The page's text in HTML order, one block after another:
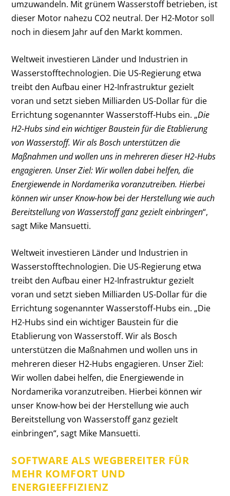
umzuwandeln. Mit grünem Wasserstoff betrieben, ist
dieser Motor nahezu CO2 neutral. Der H2-Motor soll
noch in diesem Jahr auf den Markt kommen.
Weltweit investieren Länder und Industrien in
Wasserstofftechnologien. Die US-Regierung etwa
treibt den Aufbau einer H2-Infrastruktur gezielt
voran und setzt sieben Milliarden US-Dollar für die
Errichtung sogenannter Wasserstoff-Hubs ein. „Die
H2-Hubs sind ein wichtiger Baustein für die Etablierung
von Wasserstoff. Wir als Bosch unterstützen die
Maßnahmen und wollen uns in mehreren dieser H2-Hubs
engagieren. Unser Ziel: Wir wollen dabei helfen, die
Energiewende in Nordamerika voranzutreiben. Hierbei
können wir unser Know-how bei der Herstellung wie auch
Bereitstellung von Wasserstoff ganz gezielt einbringen“,
sagt Mike Mansuetti.
Weltweit investieren Länder und Industrien in
Wasserstofftechnologien. Die US-Regierung etwa
treibt den Aufbau einer H2-Infrastruktur gezielt
voran und setzt sieben Milliarden US-Dollar für die
Errichtung sogenannter Wasserstoff-Hubs ein. „Die
H2-Hubs sind ein wichtiger Baustein für die
Etablierung von Wasserstoff. Wir als Bosch
unterstützen die Maßnahmen und wollen uns in
mehreren dieser H2-Hubs engagieren. Unser Ziel:
Wir wollen dabei helfen, die Energiewende in
Nordamerika voranzutreiben. Hierbei können wir
unser Know-how bei der Herstellung wie auch
Bereitstellung von Wasserstoff ganz gezielt
einbringen“, sagt Mike Mansuetti.
SOFTWARE ALS WEGBEREITER FÜR
MEHR KOMFORT UND
ENERGIEEFFIZIENZ